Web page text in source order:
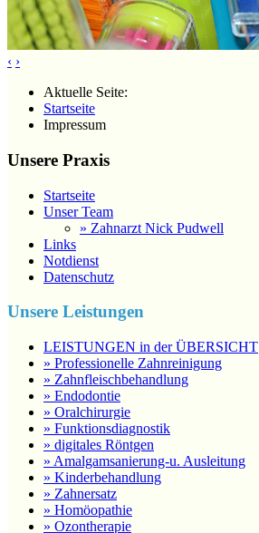
‹ ›
Aktuelle Seite:
Startseite
Impressum
Unsere Praxis
Startseite
Unser Team
» Zahnarzt Nick Pudwell
Links
Notdienst
Datenschutz
Unsere Leistungen
LEISTUNGEN in der ÜBERSICHT
» Professionelle Zahnreinigung
» Zahnfleischbehandlung
» Endodontie
» Oralchirurgie
» Funktionsdiagnostik
» digitales Röntgen
» Amalgamsanierung-u. Ausleitung
» Kinderbehandlung
» Zahnersatz
» Homöopathie
» Ozontherapie